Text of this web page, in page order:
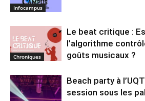
Infocampus
Chroniques
Le beat critique :
l’algorithme
goûts musicaux ?
Beach party à
session sous les